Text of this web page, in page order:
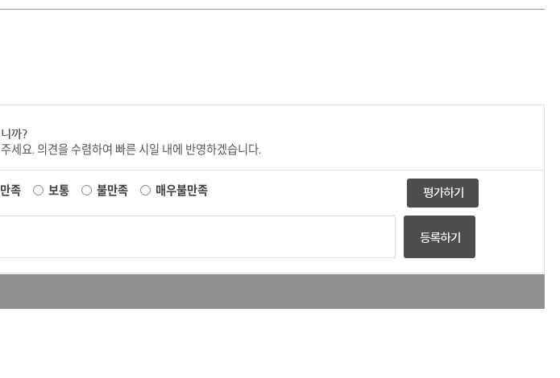
까?
세요. 의견을 수렴하여 빠른 시일 내에 반영하겠습니다.
만족 보통 불만족
매우불만족